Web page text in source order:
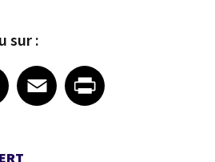
sur :
on Facebook
Facebook
Share article on Email
EmailShare article on Print